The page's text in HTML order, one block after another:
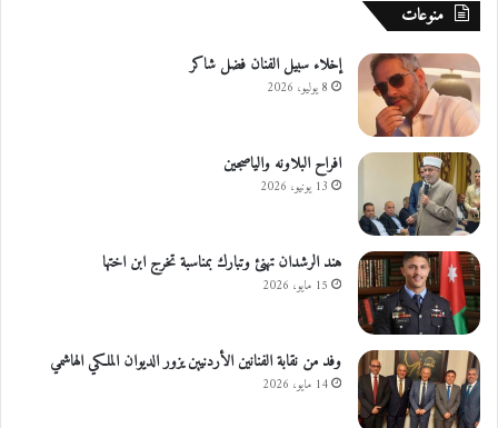
منوعات
إخلاء سبيل الفنان فضل شاكر
8 يوليو، 2026
افراح البلاونه والياصجين
13 يونيو، 2026
هند الرشدان تهنئ وتبارك بمناسبة تخرج ابن اختها
15 مايو، 2026
وفد من نقابة الفنانين الأردنيين يزور الديوان الملكي الهاشمي
14 مايو، 2026